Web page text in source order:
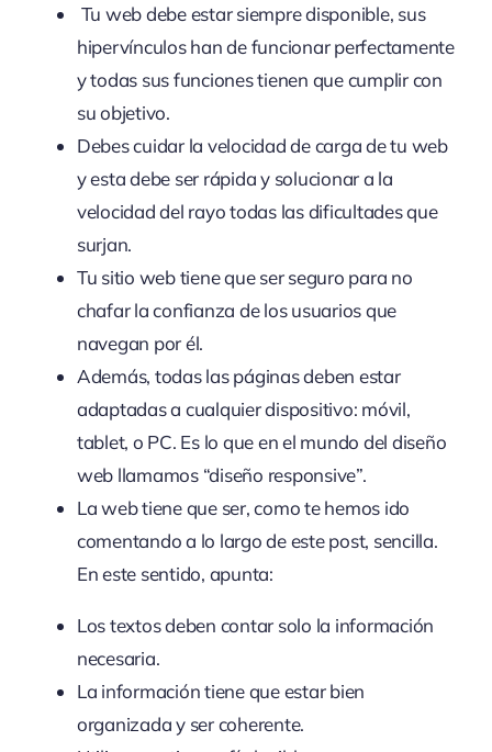
Tu web debe estar siempre disponible, sus
hipervínculos han de funcionar perfectamente
y todas sus funciones tienen que cumplir con
su objetivo.
Debes cuidar la velocidad de carga de tu web
y esta debe ser rápida y solucionar a la
velocidad del rayo todas las dificultades que
surjan.
Tu sitio web tiene que ser seguro para no
chafar la confianza de los usuarios que
navegan por él.
Además, todas las páginas deben estar
adaptadas a cualquier dispositivo: móvil,
tablet, o PC. Es lo que en el mundo del diseño
web llamamos “diseño responsive”.
La web tiene que ser, como te hemos ido
comentando a lo largo de este post, sencilla.
En este sentido, apunta:
Los textos deben contar solo la información
necesaria.
La información tiene que estar bien
organizada y ser coherente.